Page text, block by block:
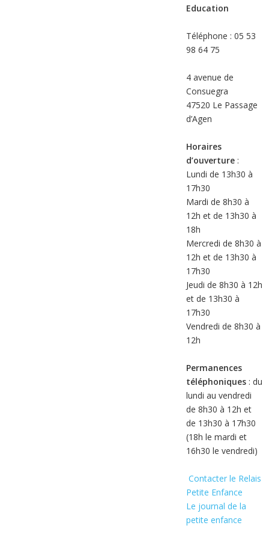
Education
Téléphone : 05 53
98 64 75
4 avenue de
Consuegra
47520 Le Passage
d’Agen
Horaires
d’ouverture :
Lundi de 13h30 à
17h30
Mardi de 8h30 à
12h et de 13h30 à
18h
Mercredi de 8h30 à
12h et de 13h30 à
17h30
Jeudi de 8h30 à 12h
et de 13h30 à
17h30
Vendredi de 8h30 à
12h
Permanences
téléphoniques : du
lundi au vendredi
de 8h30 à 12h et
de 13h30 à 17h30
(18h le mardi et
16h30 le vendredi)
Contacter le Relais
Petite Enfance
Le journal de la
petite enfance